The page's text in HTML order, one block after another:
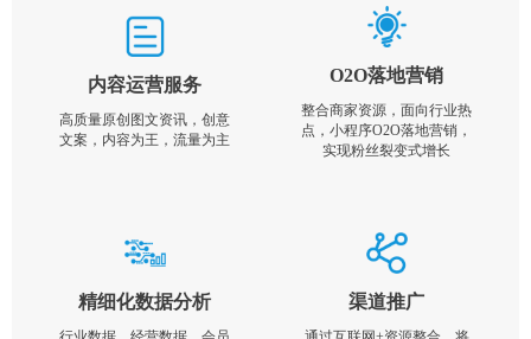
内容运营服务
高质量原创图文资讯，创意
文案，内容为王，流量为主
O2O落地营销
整合商家资源，面向行业热
点，小程序O2O落地营销，
实现粉丝裂变式增长
精细化数据分析 渠道推广